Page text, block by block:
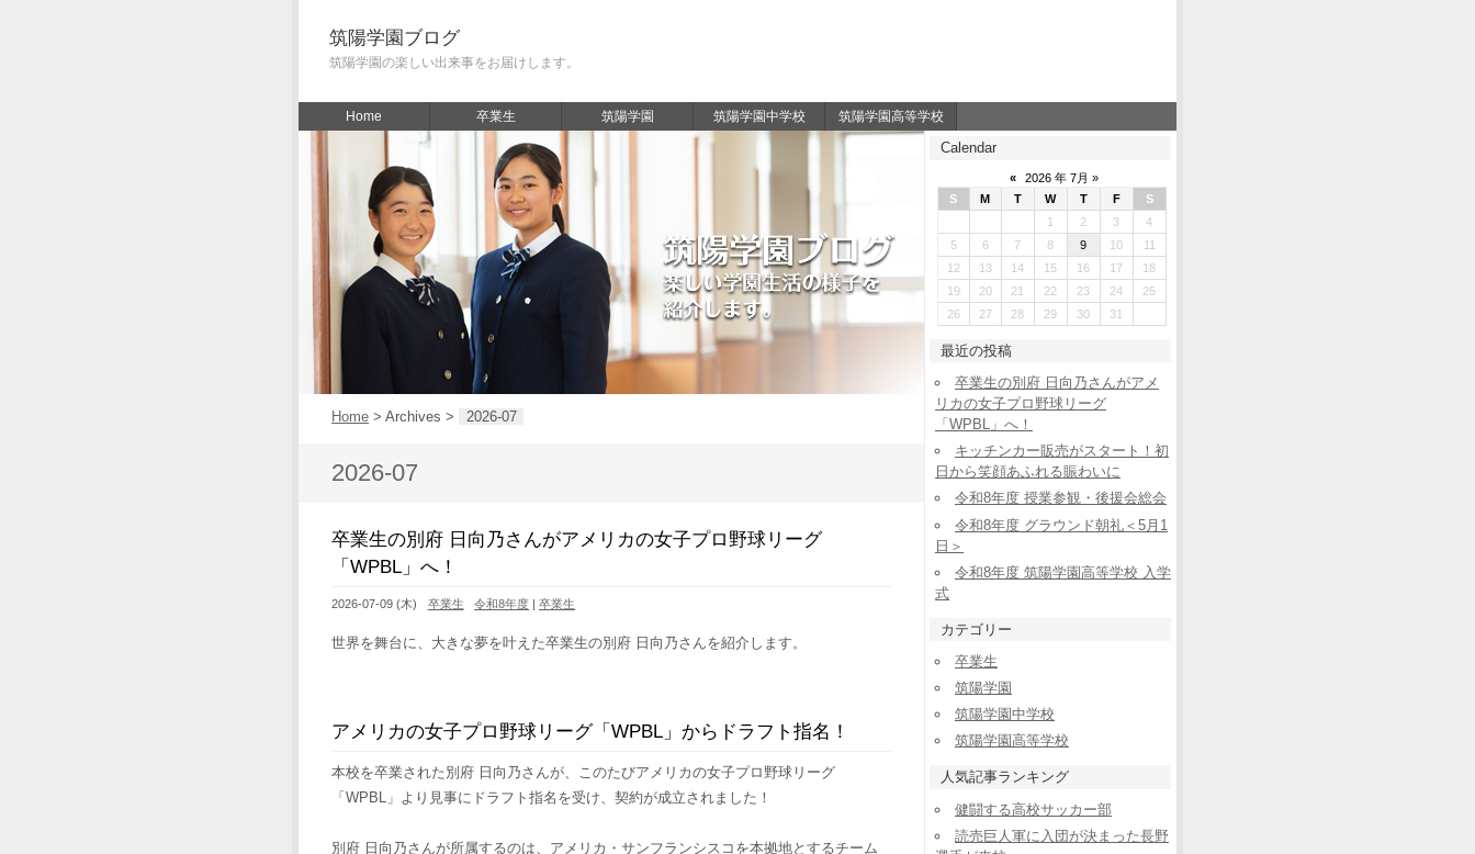
筑陽学園ブログ
筑陽学園の楽しい出来事をお届けします。
Home 卒業生 筑陽学園 筑陽学園中学校 筑陽学園高等学校
Home > Archives > 2026-07
2026-07
卒業生の別府 日向乃さんがアメリカの女子プロ野球リーグ
「WPBL」へ！
2026-07-09 (木) 卒業生 令和8年度 |卒業生
世界を舞台に、大きな夢を叶えた卒業生の別府 日向乃さんを紹介します。
アメリカの女子プロ野球リーグ「WPBL」からドラフト指名！
本校を卒業された別府 日向乃さんが、このたびアメリカの女子プロ野球リーグ
「WPBL」より見事にドラフト指名を受け、契約が成立されました！
別府 日向乃さんが所属するのは、アメリカ・サンフランシスコを本拠地とするチーム
Calendar
«
2026 年 7月 »
S
M T W T F
S
1
2 3
4
5
6 7 8 9 10
11
12
13 14 15 16 17
18
19
20 21 22 23 24
25
26
27 28 29 30 31
最近の投稿
卒業生の別府 日向乃さんがアメ
リカの女子プロ野球リーグ
「WPBL」へ！
キッチンカー販売がスタート！初
日から笑顔あふれる賑わいに
令和8年度 授業参観・後援会総会
令和8年度 グラウンド朝礼＜5月1
日＞
令和8年度 筑陽学園高等学校 入学
式
カテゴリー
卒業生
筑陽学園
筑陽学園中学校
筑陽学園高等学校
人気記事ランキング
健闘する高校サッカー部
読売巨人軍に入団が決まった長野